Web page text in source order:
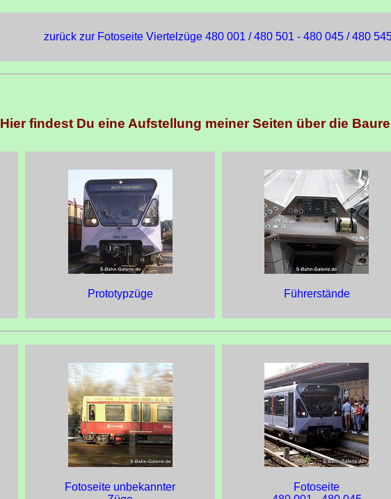
zurück zur Fotoseite Viertelzüge 480 001 / 480 501 - 480 045 / 480
Hier findest Du eine Aufstellung meiner Seiten über die
Prototypzüge Führerstände
Fotoseite unbekannter
Fotoseite